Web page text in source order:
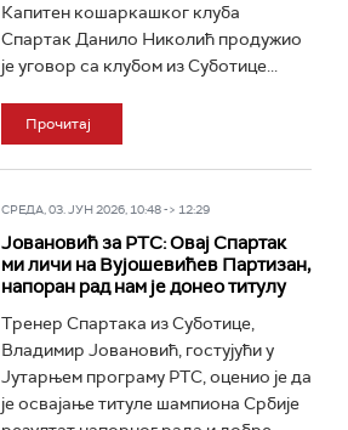
Капитен кошаркашког клуба
Спартак Данило Николић продужио
је уговор са клубом из Суботице...
Прочитај
СРЕДА, 03. ЈУН 2026, 10:48 -> 12:29
Јовановић за РТС: Овај Спартак
ми личи на Вујошевићев Партизан,
напоран рад нам је донео титулу
Тренер Спартака из Суботице,
Владимир Јовановић, гостујући у
Јутарњем програму РТС, оценио је да
је освајање титуле шампиона Србије